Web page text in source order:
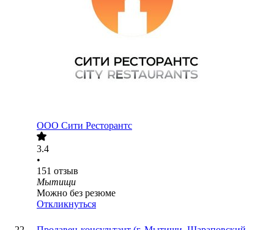
ООО Сити Ресторантс
3.4
•
151 отзыв
Мытищи
Можно без резюме
Откликнуться